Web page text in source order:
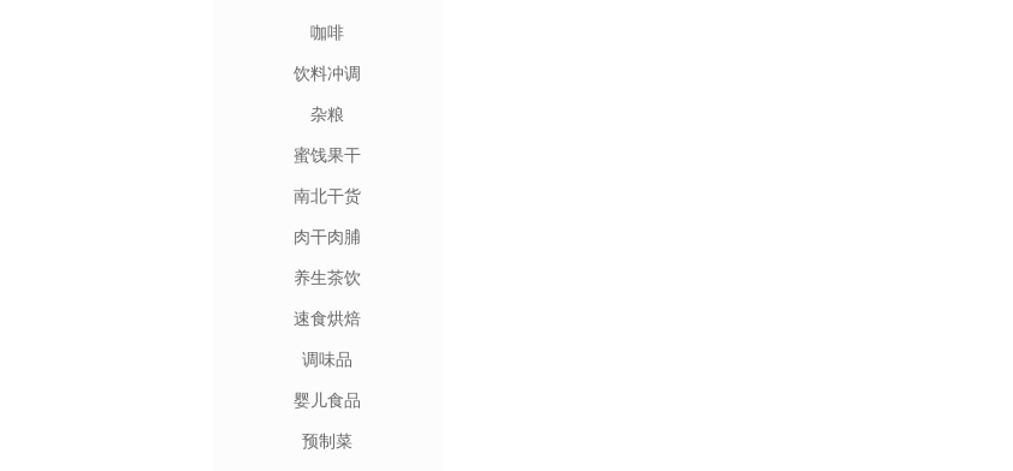
咖啡
饮料冲调
杂粮
蜜饯果干
南北干货
肉干肉脯
养生茶饮
速食烘焙
调味品
婴儿食品
预制菜